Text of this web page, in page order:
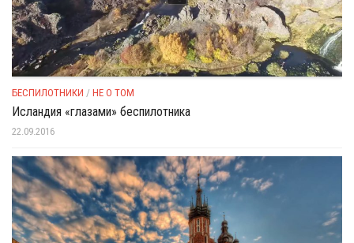
БЕСПИЛОТНИКИ / НЕ О ТОМ
Исландия «глазами» беспилотника
22.09.2016